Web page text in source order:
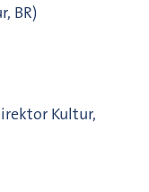
BR)
Kultur,